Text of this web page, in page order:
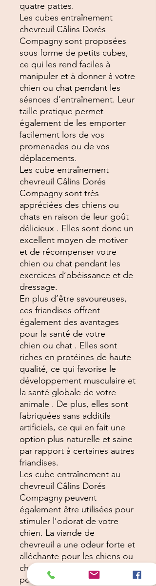
quatre pattes.
Les cubes entraînement
chevreuil Câlins Dorés
Compagny sont proposées
sous forme de petits cubes,
ce qui les rend faciles à
manipuler et à donner à votre
chien ou chat pendant les
séances d’entraînement. Leur
taille pratique permet
également de les emporter
facilement lors de vos
promenades ou de vos
déplacements.
Les cube entraînement
chevreuil Câlins Dorés
Compagny sont très
appréciées des chiens ou
chats en raison de leur goût
délicieux . Elles sont donc un
excellent moyen de motiver
et de récompenser votre
chien ou chat pendant les
exercices d’obéissance et de
dressage.
En plus d’être savoureuses,
ces friandises offrent
également des avantages
pour la santé de votre
chien ou chat . Elles sont
riches en protéines de haute
qualité, ce qui favorise le
développement musculaire et
la santé globale de votre
animale . De plus, elles sont
fabriquées sans additifs
artificiels, ce qui en fait une
option plus naturelle et saine
par rapport à certaines autres
friandises.
Les cube entraînement au
chevreuil Câlins Dorés
Compagny peuvent
également être utilisées pour
stimuler l’odorat de votre
chien. La viande de
chevreuil a une odeur forte et
alléchante pour les chiens ou
chats , ce qui peut être utile
pour les exercices de